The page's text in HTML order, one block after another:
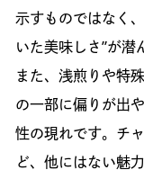
示すものではなく
いた美味しさ”が潜
また、浅煎りや特
の一部に偏りが出
性の現れです。チ
ど、他にはない魅